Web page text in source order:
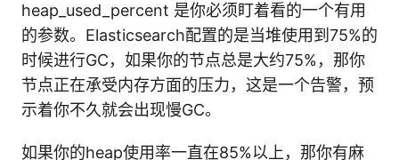
heap_used_percent 是你必须盯着看的一个有用
的参数。Elasticsearch配置的是当堆使用到75%的
时候进行GC，如果你的节点总是大约75%，那你
节点正在承受内存方面的压力，这是一个告警，预
示着你不久就会出现慢GC。
如果你的heap使用率一直在85%以上，那你有麻